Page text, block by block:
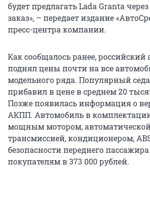
будет предлагать Lada Granta
заказ», – передает издание
пресс-центра компании.
Как сообщалось ранее, российский
поднял цены почти на все
модельного ряда. Популярный
прибавил в цене в среднем 20
Позже появилась информация о
АКПП. Автомобиль в комплектации
мощным мотором,
трансмиссией, кондиционером,
безопасности переднего
покупателям в 373 000 рублей.